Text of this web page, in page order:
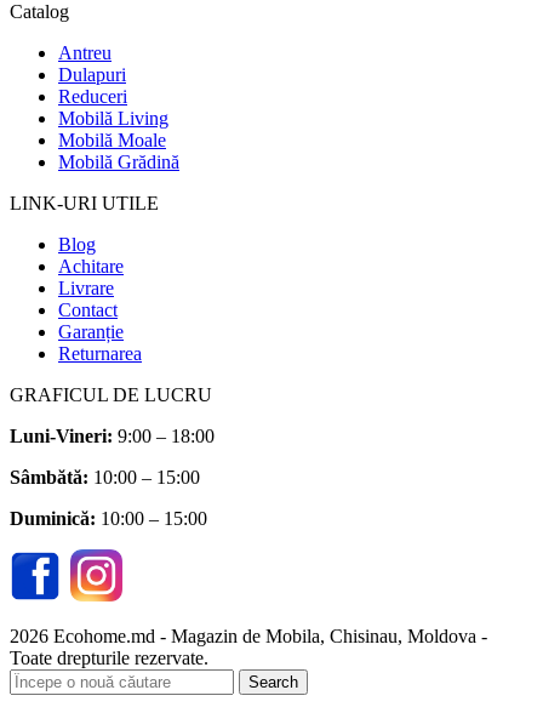
Catalog
Antreu
Dulapuri
Reduceri
Mobilă Living
Mobilă Moale
Mobilă Grădină
LINK-URI UTILE
Blog
Achitare
Livrare
Contact
Garanție
Returnarea
GRAFICUL DE LUCRU
Luni-Vineri: 9:00 – 18:00
Sâmbătă: 10:00 – 15:00
Duminică: 10:00 – 15:00
2026 Ecohome.md - Magazin de Mobila, Chisinau, Moldova -
Toate drepturile rezervate.
Search